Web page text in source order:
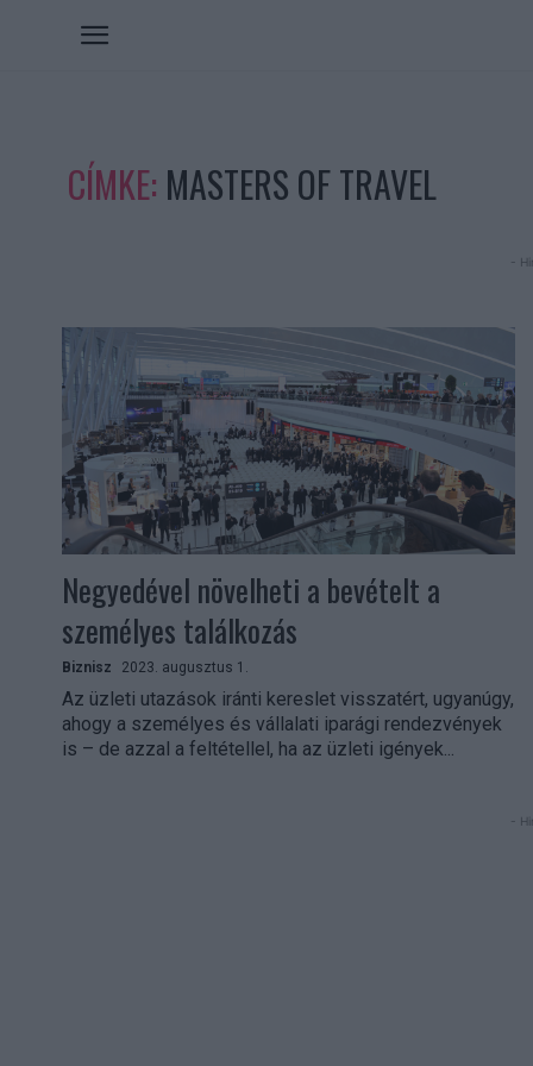
CÍMKE: MASTERS OF TRAVEL
-
Negyedével növelheti a bevételt a
személyes találkozás
Biznisz 2023. augusztus 1.
Az üzleti utazások iránti kereslet visszatért, ugyanúgy,
ahogy a személyes és vállalati iparági rendezvények
is – de azzal a feltétellel, ha az üzleti igények...
-